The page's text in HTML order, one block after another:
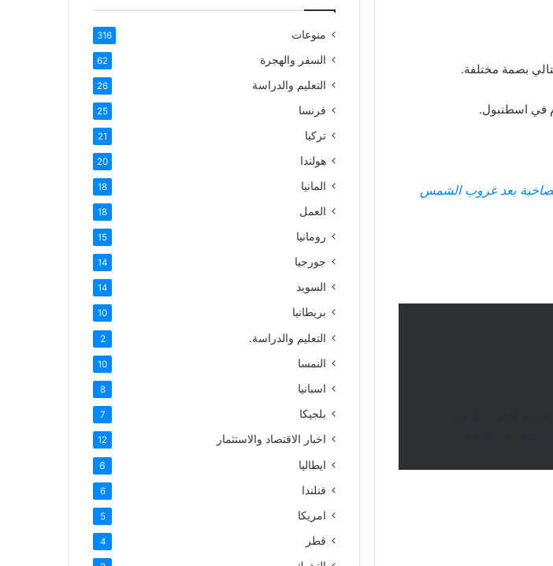
بصمة مختلفة.
في اسطنبول.
منوعات 316
السفر والهجرة 62
التعليم والدراسة 26
فرنسا 25
تركيا 21
هولندا 20
المانيا 18
العمل 18
رومانيا 15
جورجيا 14
السويد 14
بريطانيا 10
التعليم والدراسة. 2
النمسا 10
اسبانيا 8
بلجيكا 7
اخبار الاقتصاد والاستثمار 12
ايطاليا 6
فنلندا 6
امريكا 5
قطر 4